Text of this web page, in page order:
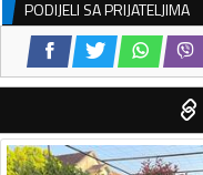
PODIJELI SA PRIJATELJIMA